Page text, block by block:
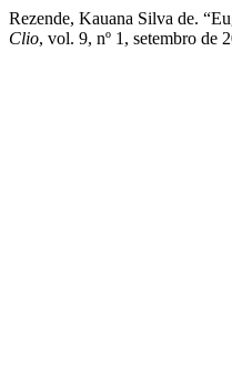
Rezende, Kauana Silva de.
Clio, vol. 9, nº 1, setembro de